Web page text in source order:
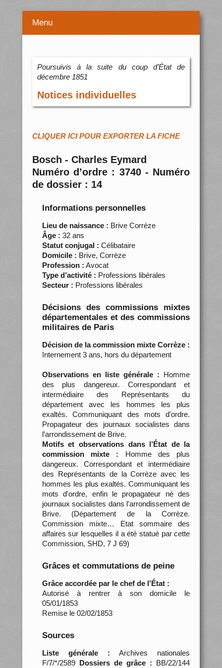
Menu
Poursuivis à la suite du coup d’État de
décembre 1851
Notices individuelles
CLIQUER ICI POUR EXPORTER LA FICHE
Bosch - Charles Eymard
Numéro d’ordre : 3740 - Numéro
de dossier : 14
Informations personnelles
Lieu de naissance : Brive Corrèze
Âge : 32 ans
Statut conjugal : Célibataire
Domicile : Brive, Corrèze
Profession : Avocat
Type d’activité : Professions libérales
Secteur : Professions libérales
Décisions des commissions mixtes
départementales et des commissions
militaires de Paris
Décision de la commission mixte Corrèze :
Internement 3 ans, hors du département
Observations en liste générale : Homme
des plus dangereux. Correspondant et
intermédiaire des Représentants du
département avec les hommes les plus
exaltés. Communiquant des mots d'ordre.
Propagateur des journaux socialistes dans
l'arrondissement de Brive.
Motifs et observations dans l’État de la
commission mixte : Homme des plus
dangereux. Correspondant et intermédiaire
des Représentants de la Corrèze avec les
hommes les plus exaltés. Communiquant les
mots d'ordre, enfin le propagateur né des
journaux socialistes dans l'arrondissement de
Brive. (Département de la Corrèze.
Commission mixte… Etat sommaire des
affaires sur lesquelles il a été statué par cette
Commission, SHD, 7 J 69)
Grâces et commutations de peine
Grâce accordée par le chef de l’État :
Autorisé à rentrer à son domicile le
05/01/1853
Remise le 02/02/1853
Sources
Liste générale : Archives nationales
F/7/*/2589 Dossiers de grâce : BB/22/144